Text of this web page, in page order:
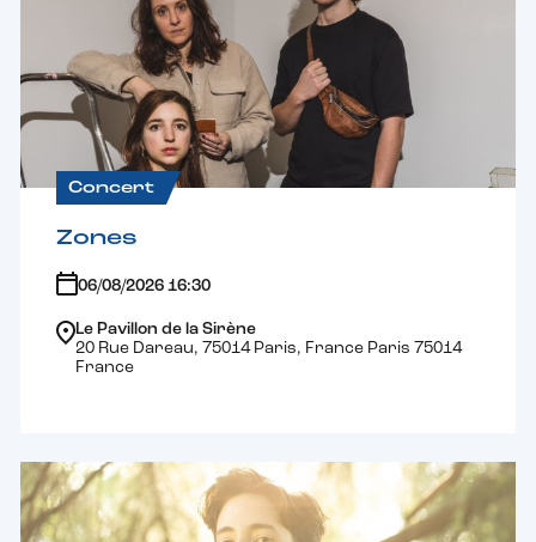
Concert
Zones
06/08/2026 16:30
Le Pavillon de la Sirène
20 Rue Dareau, 75014 Paris, France Paris 75014
France